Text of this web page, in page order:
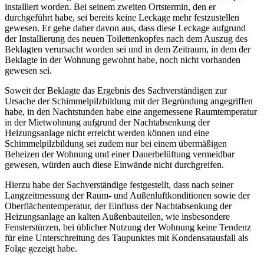
installiert worden. Bei seinem zweiten Ortstermin, den er
durchgeführt habe, sei bereits keine Leckage mehr festzustellen
gewesen. Er gehe daher davon aus, dass diese Leckage aufgrund
der Installierung des neuen Toilettenkopfes nach dem Auszug des
Beklagten verursacht worden sei und in dem Zeitraum, in dem der
Beklagte in der Wohnung gewohnt habe, noch nicht vorhanden
gewesen sei.
Soweit der Beklagte das Ergebnis des Sachverständigen zur
Ursache der Schimmelpilzbildung mit der Begründung angegriffen
habe, in den Nachtstunden habe eine angemessene Raumtemperatur
in der Mietwohnung aufgrund der Nachtabsenkung der
Heizungsanlage nicht erreicht werden können und eine
Schimmelpilzbildung sei zudem nur bei einem übermäßigen
Beheizen der Wohnung und einer Dauerbelüftung vermeidbar
gewesen, würden auch diese Einwände nicht durchgreifen.
Hierzu habe der Sachverständige festgestellt, dass nach seiner
Langzeitmessung der Raum- und Außenluftkonditionen sowie der
Oberflächentemperatur, der Einfluss der Nachtabsenkung der
Heizungsanlage an kalten Außenbauteilen, wie insbesondere
Fensterstürzen, bei üblicher Nutzung der Wohnung keine Tendenz
für eine Unterschreitung des Taupunktes mit Kondensatausfall als
Folge gezeigt habe.